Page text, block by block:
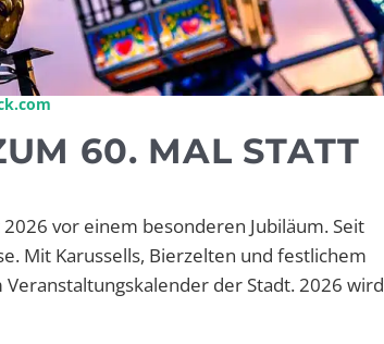
60. MAL STATT
vor einem besonderen Jubiläum. Seit
Mit Karussells, Bierzelten und festlichem
der Stadt. 2026 wird